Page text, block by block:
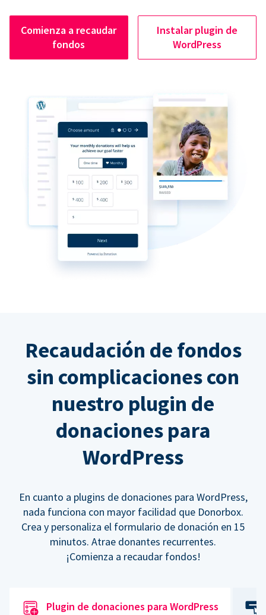
Comienza a recaudar
fondos
Instalar plugin de
WordPress
Recaudación de fondos
sin complicaciones con
nuestro plugin de
donaciones para
WordPress
En cuanto a plugins de donaciones para WordPress,
nada funciona con mayor facilidad que Donorbox.
Crea y personaliza el formulario de donación en 15
minutos. Atrae donantes recurrentes.
¡Comienza a recaudar fondos!
Plugin de donaciones para WordPress